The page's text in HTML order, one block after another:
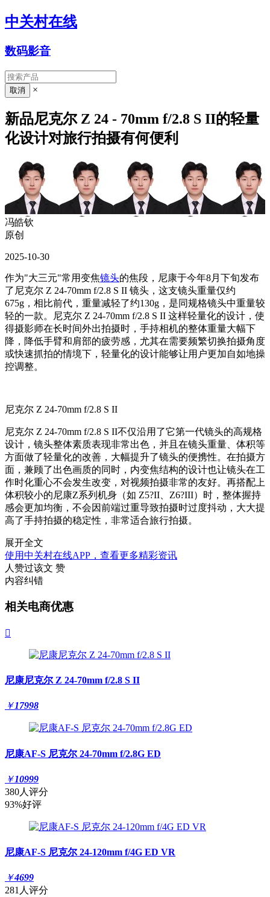
中关村在线
数码影音
×
新品尼克尔 Z 24 - 70mm f/2.8 S II的轻量
化设计对旅行拍摄有何便利
冯皓钦
原创
2025-10-30
作为"大三元"常用变焦镜头的焦段， 尼康于今年8月下旬发布
了尼克尔 Z 24-70mm f/2.8 S II 镜头，这支镜头重量仅约
675g，相比前代，重量减轻了约130g，是同规格镜头中重量较
轻的一款。尼克尔 Z 24-70mm f/2.8 S II 这样轻量化的设计，使
得摄影师在长时间外出拍摄时，手持相机的整体重量大幅下
降，降低手臂和肩部的疲劳感，尤其在需要频繁切换拍摄角度
或快速抓拍的情境下，轻量化的设计能够让用户更加自如地操
控调整。
尼克尔 Z 24-70mm f/2.8 S II
尼克尔 Z 24-70mm f/2.8 S II不仅沿用了它第一代镜头的高规格
设计，镜头整体素质表现非常出色，并且在镜头重量、体积等
方面做了轻量化的改善，大幅提升了镜头的便携性。在拍摄方
面，兼顾了出色画质的同时，内变焦结构的设计也让镜头在工
作时化重心不会发生改变，对视频拍摄非常的友好。再搭配上
体积较小的尼康Z系列机身（如 Z5?II、Z6?III）时，整体握持
感会更加均衡，不会因前端过重导致拍摄时过度抖动，大大提
高了手持拍摄的稳定性，非常适合旅行拍摄。
展开全文
使用中关村在线APP，查看更多精彩资讯
人赞过该文 赞
内容纠错
相关电商优惠

尼康尼克尔 Z 24-70mm f/2.8 S II
￥17998
尼康AF-S 尼克尔 24-70mm f/2.8G ED
￥10999
380人评分
93%好评
尼康AF-S 尼克尔 24-120mm f/4G ED VR
￥4699
281人评分